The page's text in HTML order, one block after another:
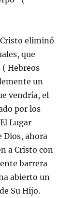
eliminó
que
Hebreos
un
vendría, el
por los
Lugar
Dios, ahora
a Cristo con
barrera
abierto un
Su Hijo.